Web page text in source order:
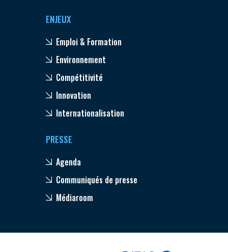
ENJEUX
Emploi & Formation
Environnement
Compétitivité
Innovation
Internationalisation
PRESSE
Agenda
Communiqués de presse
Médiaroom